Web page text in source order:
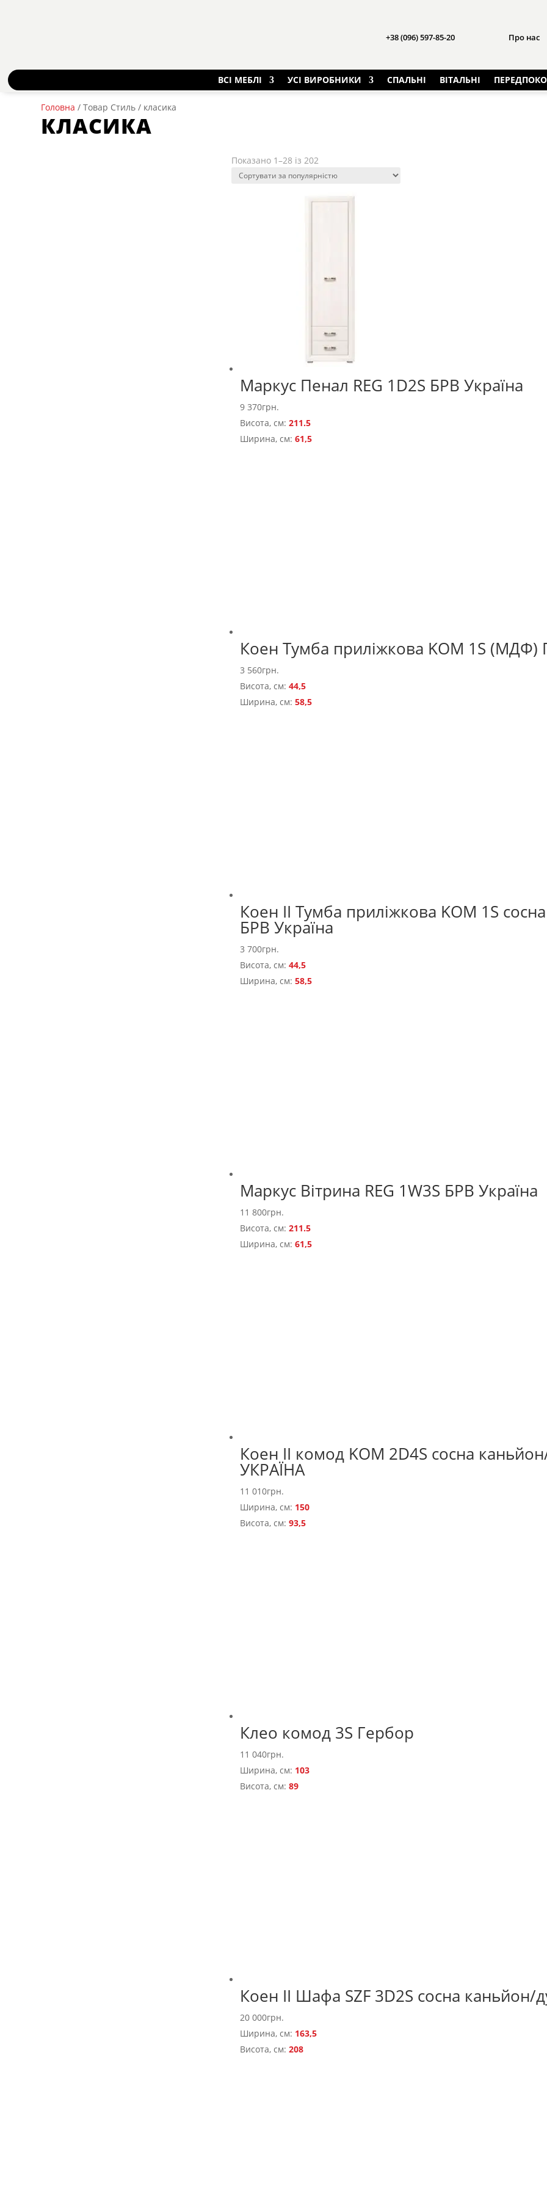
+38 (096) 597-85-20 Про нас
ВСІ МЕБЛІ УСІ ВИРОБНИКИ СПАЛЬНІ ВІТАЛЬНІ
Головна / Товар Стиль / класика
КЛАСИКА
Показано 1–28 із 202Sorted
by
Маркус Пенал REG 1D2S БРВ Україна
9 370грн.
Висота, см: 211.5
Ширина, см: 61,5
Коен Тумба приліжкова KOM 1S (МДФ)
3 560грн.
Висота, см: 44,5
Ширина, см: 58,5
Коен II Тумба приліжкова KOM 1S
БРВ Україна
3 700грн.
Висота, см: 44,5
Ширина, см: 58,5
Маркус Вітрина REG 1W3S БРВ Україна
11 800грн.
Висота, см: 211.5
Ширина, см: 61,5
Коен II комод KOM 2D4S сосна
УКРАЇНА
11 010грн.
Ширина, см: 150
Висота, см: 93,5
Клео комод 3S Гербор
11 040грн.
Ширина, см: 103
Висота, см: 89
Коен II Шафа SZF 3D2S сосна каньйон/
20 000грн.
Ширина, см: 163,5
Висота, см: 208